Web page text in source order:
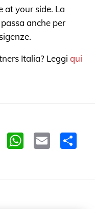
at your side. La
anche per
Italia? Leggi qui
LinkedIn Email